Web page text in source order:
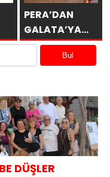
PERA’DAN
GALATA’YA
GURUBU
BAHARABul
DÜŞLER